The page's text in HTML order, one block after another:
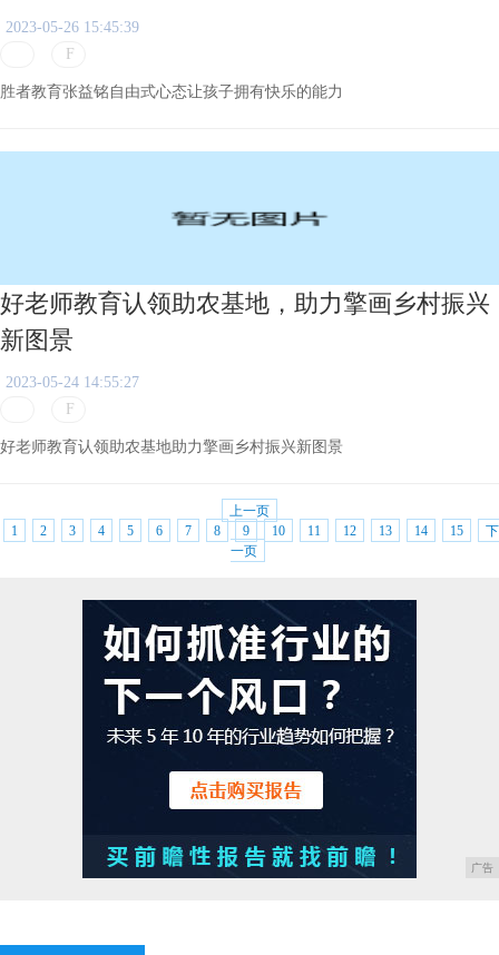
2023-05-26 15:45:39
胜者教育张益铭自由式心态让孩子拥有快乐的能力
好老师教育认领助农基地，助力擎画乡村振兴
新图景
2023-05-24 14:55:27
好老师教育认领助农基地助力擎画乡村振兴新图景
上一页
1
2 3 4 5 6 7 8 9 10 11 12 13 14 15
下
一页
广告